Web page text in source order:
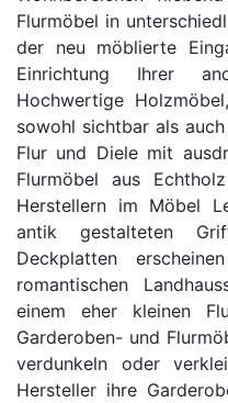
Flurmöbel in
der neu möblierte
Einrichtung Ihrer
Hochwertige
sowohl sichtbar als
Flur und Diele mit
Flurmöbel aus
Herstellern im Möbel
antik gestalteten
Deckplatten
romantischen
einem eher kleinen
Garderoben- und
verdunkeln oder
Hersteller ihre